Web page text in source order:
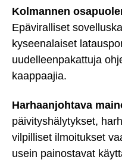
Kolmannen
Epäviralliset
kyseenalaiset
uudelleenpakattuja
kaappaajia.
Harhaanjohtava
päivityshälytykset,
vilpilliset ilmoitukset
usein painostavat